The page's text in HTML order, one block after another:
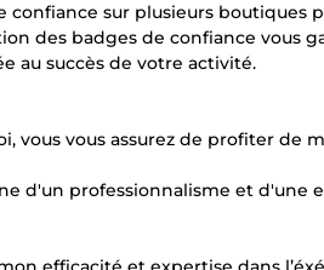
confiance sur plusieurs boutiques
des badges de confiance vous
au succès de votre activité.
vous vous assurez de profiter de
d'un professionnalisme et d'une